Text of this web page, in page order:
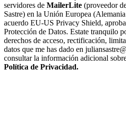
servidores de MailerLite (proveedor
Sastre) en la Unión Europea
acuerdo EU-US Privacy Shield,
Protección de Datos. Estate tranquilo
derechos de acceso, rectificación,
datos que me has dado en
consultar la información adicional
Política de Privacidad.